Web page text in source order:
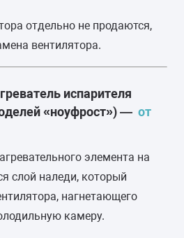
отдельно не продаются,
вентилятора.
испарителя
«ноуфрост») — от
элемента на
слой наледи, который
нагнетающего
камеру.